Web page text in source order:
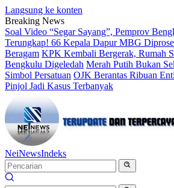
Langsung ke konten
Breaking News
Soal Video “Segar Sayang”, Pemprov
Terungkap! 66 Kepala Dapur MBG
Beragam KPK Kembali Bergerak, Rumah
Bengkulu Digeledah Merah Putih Bukan
Simbol Persatuan OJK Berantas Ribuan
Pinjol Jadi Kasus Terbanyak
NeiNewsIndeks